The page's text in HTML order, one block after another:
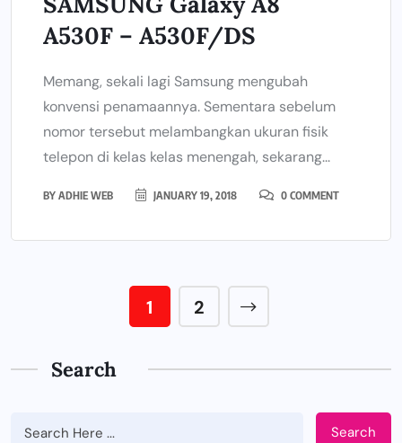
A530F – A530F/DS
Memang, sekali lagi Samsung mengubah
konvensi penamaannya. Sementara sebelum
nomor tersebut melambangkan ukuran fisik
telepon di kelas kelas menengah, sekarang...
BY ADHIE WEB JANUARY 19, 2018 0 COMMENT
1 2
Search
Search